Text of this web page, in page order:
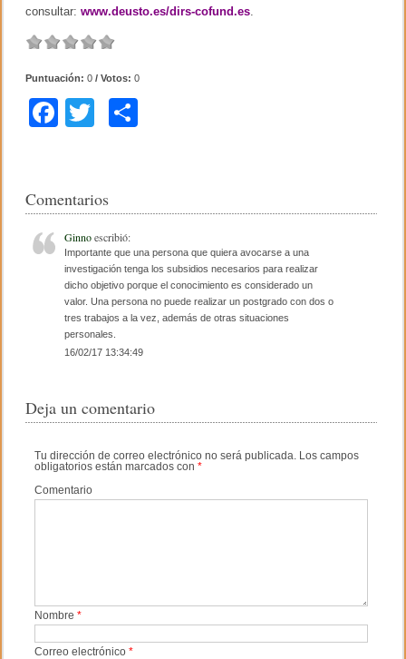
consultar:www.deusto.es/dirs-cofund.es.
Puntuación:0 / Votos:0
F
e
b
o
o
k
er
tir
Comentarios
Ginnoescribió:
Importante que una persona que quiera avocarse a una
investigación tenga los subsidios necesarios para realizar
dicho objetivo porque el conocimiento es considerado un
valor. Una persona no puede realizar un postgrado con dos o
tres trabajos a la vez, además de otras situaciones
personales.
16/02/17 13:34:49
Deja un comentario
Tu dirección de correo electrónico no será publicada. Los campos
obligatorios están marcados con*
Comentario
Nombre*
Correo electrónico*